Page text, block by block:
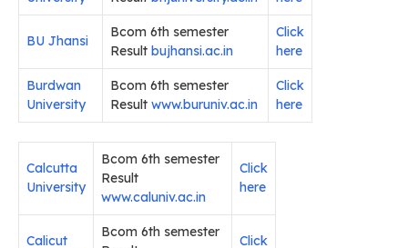
BU Jhansi
Bcom 6th semester
Result bujhansi.ac.in
Click
here
Burdwan
University
Bcom 6th semester
Result www.buruniv.ac.in
Click
here
Calcutta
University
Bcom 6th semester
Result
www.caluniv.ac.in
Click
here
Calicut
Bcom 6th semester
Click